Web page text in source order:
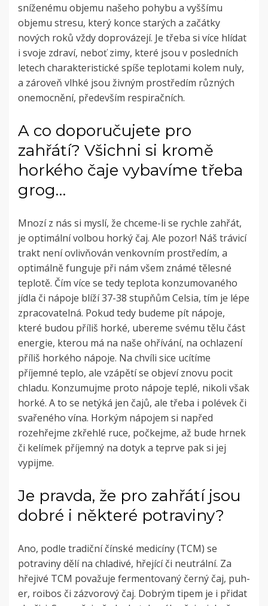
sníženému objemu našeho pohybu a vyššímu
objemu stresu, který konce starých a začátky
nových roků vždy doprovázejí. Je třeba si více hlídat
i svoje zdraví, neboť zimy, které jsou v posledních
letech charakteristické spíše teplotami kolem nuly,
a zároveň vlhké jsou živným prostředím různých
onemocnění, především respiračních.
A co doporučujete pro
zahřátí? Všichni si kromě
horkého čaje vybavíme třeba
grog…
Mnozí z nás si myslí, že chceme-li se rychle zahřát,
je optimální volbou horký čaj. Ale pozor! Náš trávicí
trakt není ovlivňován venkovním prostředím, a
optimálně funguje při nám všem známé tělesné
teplotě. Čím více se tedy teplota konzumovaného
jídla či nápoje blíží 37-38 stupňům Celsia, tím je lépe
zpracovatelná. Pokud tedy budeme pít nápoje,
které budou příliš horké, ubereme svému tělu část
energie, kterou má na naše ohřívání, na ochlazení
příliš horkého nápoje. Na chvíli sice ucítíme
příjemné teplo, ale vzápětí se objeví znovu pocit
chladu. Konzumujme proto nápoje teplé, nikoli však
horké. A to se netýká jen čajů, ale třeba i polévek či
svařeného vína. Horkým nápojem si napřed
rozehřejme zkřehlé ruce, počkejme, až bude hrnek
či kelímek příjemný na dotyk a teprve pak si jej
vypijme.
Je pravda, že pro zahřátí jsou
dobré i některé potraviny?
Ano, podle tradiční čínské medicíny (TCM) se
potraviny dělí na chladivé, hřející či neutrální. Za
hřejivé TCM považuje fermentovaný černý čaj, puh-
er, roibos či zázvorový čaj. Dobrým tipem je i přidat